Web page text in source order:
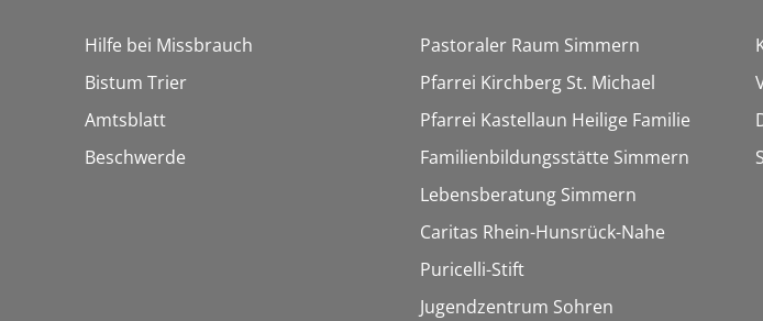
Hilfe bei Missbrauch
Bistum Trier
Amtsblatt
Beschwerde
Pastoraler Raum Simmern
Pfarrei Kirchberg St. Michael
Pfarrei Kastellaun Heilige Familie
Familienbildungsstätte Simmern
Lebensberatung Simmern
Caritas Rhein-Hunsrück-Nahe
Puricelli-Stift
Jugendzentrum Sohren